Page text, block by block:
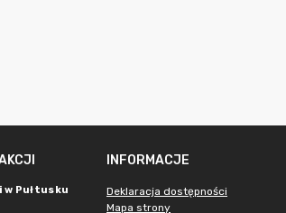
w Pułtusku
INFORMACJE
Deklaracja dostępności
Mapa strony